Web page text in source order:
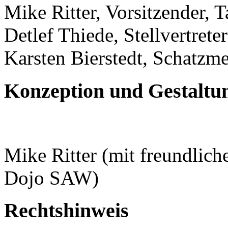
Mike Ritter, Vorsitzender,
Detlef Thiede,
Karsten Bierstedt,
Konzeption und
Mike Ritter (mit
Dojo SAW)
Rechtshinweis